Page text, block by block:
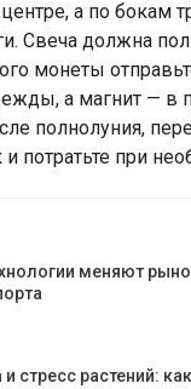
а по бокам
Свеча должна
монеты
а магнит — в
полнолуния,
потратьте при
меняют
и стресс растений: как